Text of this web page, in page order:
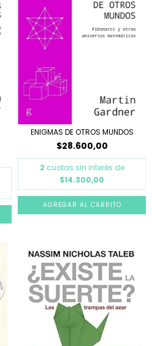
ENIGMAS DE OTROS MUNDOS
$28.600,00
2 cuotas sin interés de
$14.300,00